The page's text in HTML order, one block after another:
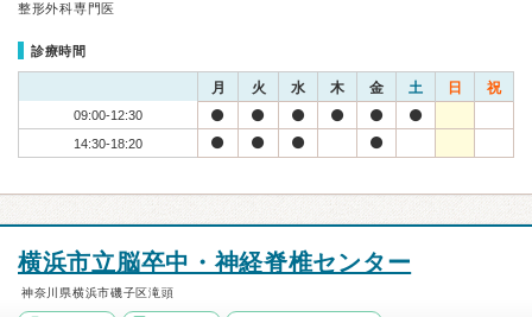
整形外科専門医
診療時間
月 火 水 木 金 土 日 祝
09:00-12:30
14:30-18:20
横浜市立脳卒中・神経脊椎センター
神奈川県横浜市磯子区滝頭